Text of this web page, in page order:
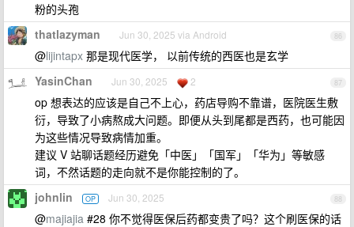
粉的头孢
86
thatlazyman Jun 30, 2025 via Android
@lijintapx 那是现代医学， 以前传统的西医也是玄学
87
YasinChan Jun 30, 2025 2
op 想表达的应该是自己不上心，药店导购不靠谱，医院医生敷
衍，导致了小病熬成大问题。即便从头到尾都是西药，也可能因
为这些情况导致病情加重。
建议 V 站聊话题经历避免「中医」「国军」「华为」等敏感
词，不然话题的走向就不是你能控制的了。
88
johnlin OP Jun 30, 2025
@majiajia #28 你不觉得医保后药都变贵了吗？这个刷医保的话